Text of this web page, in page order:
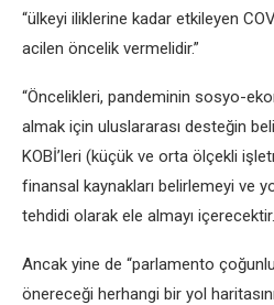
“ülkeyi iliklerine kadar etkileyen
acilen öncelik vermelidir.”
“Öncelikleri, pandeminin sosyo-
almak için uluslararası desteğin
KOBİ’leri (küçük ve orta ölçekli
finansal kaynakları belirlemeyi ve
tehdidi olarak ele almayı içerecektir.
Ancak yine de “parlamento
önereceği herhangi bir yol